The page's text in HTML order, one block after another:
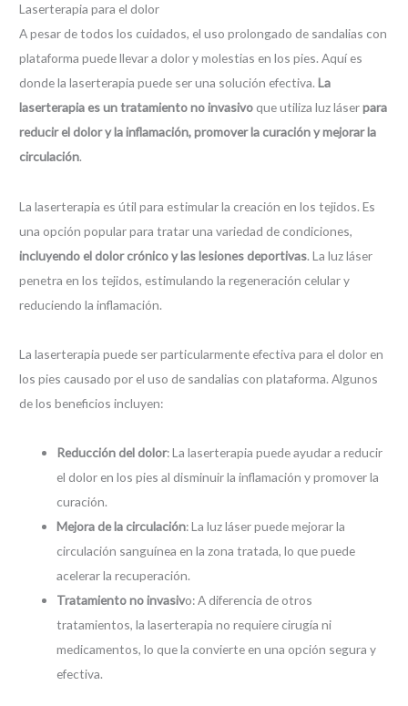
Laserterapia para el dolor
A pesar de todos los cuidados, el uso prolongado de sandalias con
plataforma puede llevar a dolor y molestias en los pies. Aquí es
donde la laserterapia puede ser una solución efectiva.La
laserterapia es un tratamiento no invasivo que utiliza luz láserpara
reducir el dolor y la inflamación, promover la curación y mejorar la
circulación.
La laserterapia es útil para estimular la creación en los tejidos. Es
una opción popular para tratar una variedad de condiciones,
incluyendo el dolor crónico y las lesiones deportivas. La luz láser
penetra en los tejidos, estimulando la regeneración celular y
reduciendo la inflamación.
La laserterapia puede ser particularmente efectiva para el dolor en
los pies causado por el uso de sandalias con plataforma. Algunos
de los beneficios incluyen:
Reducción del dolor: La laserterapia puede ayudar a reducir
el dolor en los pies al disminuir la inflamación y promover la
curación.
Mejora de la circulación: La luz láser puede mejorar la
circulación sanguínea en la zona tratada, lo que puede
acelerar la recuperación.
Tratamiento no invasivo: A diferencia de otros
tratamientos, la laserterapia no requiere cirugía ni
medicamentos, lo que la convierte en una opción segura y
efectiva.